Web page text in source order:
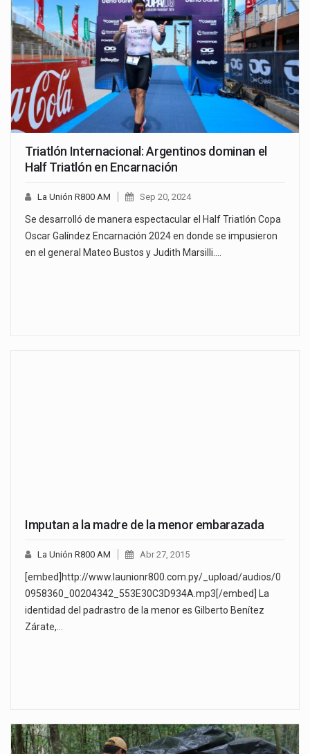
Triatlón Internacional: Argentinos dominan el
Half Triatlón en Encarnación
La Unión R800 AM Sep 20, 2024
Se desarrolló de manera espectacular el Half Triatlón Copa
Oscar Galíndez Encarnación 2024 en donde se impusieron
en el general Mateo Bustos y Judith Marsilli.…
Imputan a la madre de la menor embarazada
La Unión R800 AM Abr 27, 2015
[embed]http://www.launionr800.com.py/_upload/audios/0
0958360_00204342_553E30C3D934A.mp3[/embed] La
identidad del padrastro de la menor es Gilberto Benítez
Zárate,…